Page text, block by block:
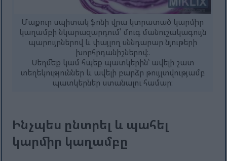
Մաքուր սպիտակ ֆոնի վրա կտրատած կարմիր
կաղամբի նկարազարդում՝ մուգ մանուշակագույն
պարույրներով և փայլող սննդարար նյութերի
խորհրդանիշներով։.
Սեղմեք կամ հպեք պատկերին՝ ավելի շատ
տեղեկություններ և ավելի բարձր թույլտվությամբ
պատկերներ ստանալու համար։
Ինչպես ընտրել և պահել
կարմիր կաղամբը